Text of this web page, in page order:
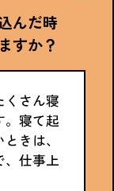
んだ時
すか？
くさん寝
。寝て起
きは、
、仕事上